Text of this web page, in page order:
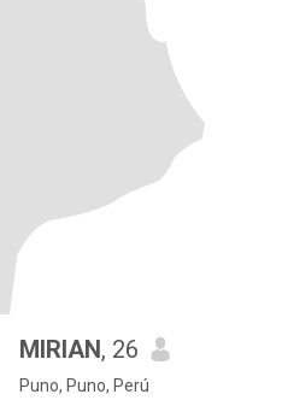
MIRIAN, 26
Puno, Puno, Perú